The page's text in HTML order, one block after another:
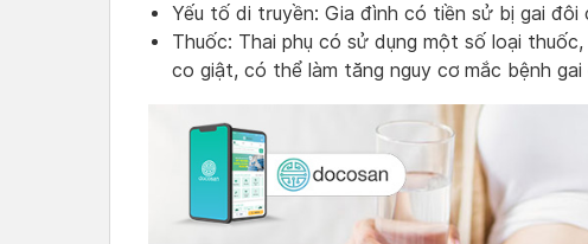
Yếu tố di truyền: Gia đình có tiền sử bị gai đôi
Thuốc: Thai phụ có sử dụng một số loại
co giật, có thể làm tăng nguy cơ mắc bệnh